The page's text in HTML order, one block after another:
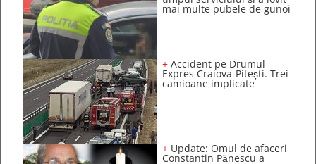
mai multe pubele de gunoi
+ Accident pe Drumul
Expres Craiova-Pitești. Trei
camioane implicate
+ Update: Omul de afaceri
Constantin Pănescu a